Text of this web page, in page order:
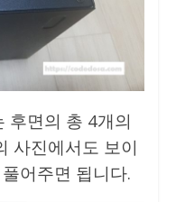
후면의 총 4개의
사진에서도 보이
어주면 됩니다.